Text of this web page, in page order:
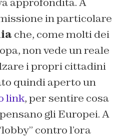
in particolare
che, come molti dei
non vede un reale
i propri cittadini
quindi aperto un
link, per sentire cosa
gli Europei. A
contro l’ora